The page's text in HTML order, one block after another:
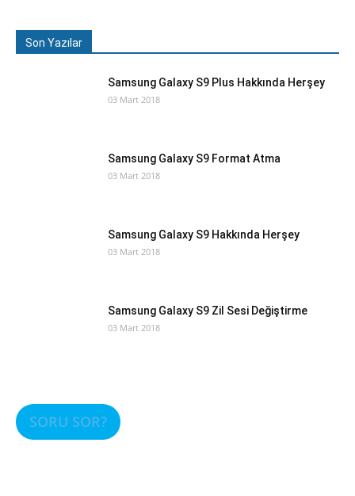
Son Yazılar
Samsung Galaxy S9 Plus Hakkında Herşey
03 Mart 2018
Samsung Galaxy S9 Format Atma
03 Mart 2018
Samsung Galaxy S9 Hakkında Herşey
03 Mart 2018
Samsung Galaxy S9 Zil Sesi Değiştirme
03 Mart 2018
SORU SOR?